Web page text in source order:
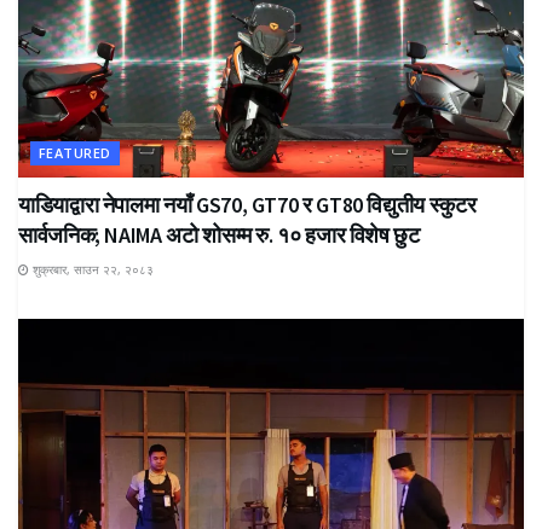
FEATURED
याडियाद्वारा नेपालमा नयाँ GS70, GT70 र GT80 विद्युतीय स्कुटर
सार्वजनिक; NAIMA अटो शोसम्म रु. १० हजार विशेष छुट
शुक्रबार, साउन २२, २०८३